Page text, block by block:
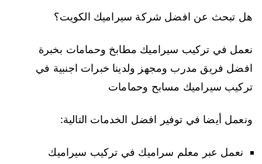
هل تبحث عن افضل شركة سيراميك الكويت؟
نعمل في تركيب سيراميك مطابخ وحمامات بخبرة
افضل فريق مدرب ومجهز ولدينا خبرات اجنبية في
تركيب سيراميك مسابح وحمامات
ونعمل أيضا في توفير افضل الخدمات التالية:
نعمل عبر معلم سراميك في تركيب سيراميك